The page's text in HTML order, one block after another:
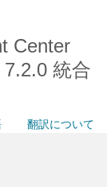
Center
統合
翻訳について